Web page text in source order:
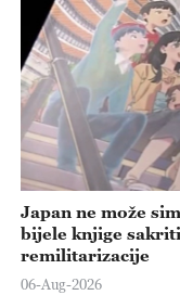
Japan ne može
bijele knjige
remilitarizacije
06-Aug-2026